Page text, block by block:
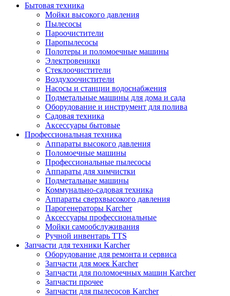
Бытовая техника
Мойки высокого давления
Пылесосы
Пароочистители
Паропылесосы
Полотеры и поломоечные машины
Электровеники
Стеклоочистители
Воздухоочистители
Насосы и станции водоснабжения
Подметальные машины для дома и сада
Оборудование и инструмент для полива
Садовая техника
Аксессуары бытовые
Профессиональная техника
Аппараты высокого давления
Поломоечные машины
Профессиональные пылесосы
Аппараты для химчистки
Подметальные машины
Коммунально-садовая техника
Аппараты сверхвысокого давления
Парогенераторы Karcher
Аксессуары профессиональные
Мойки самообслуживания
Ручной инвентарь TTS
Запчасти для техники Karcher
Оборудование для ремонта и сервиса
Запчасти для моек Karcher
Запчасти для поломоечных машин Karcher
Запчасти прочее
Запчасти для пылесосов Karcher